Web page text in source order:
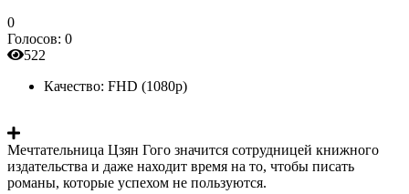
0
Голосов: 0
522
Качество: FHD (1080p)
Мечтательница Цзян Гого значится сотрудницей книжного
издательства и даже находит время на то, чтобы писать
романы, которые успехом не пользуются.